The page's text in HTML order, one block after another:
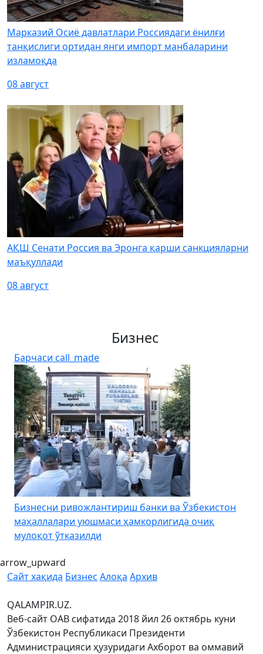
Марказий Осиё давлатлари Россиядаги ёнилғи
танқислиги ортидан янги импорт манбаларини
изламоқда
08 август
АҚШ Сенати Россия ва Эронга қарши санкцияларни
маъқуллади
08 август
Бизнес
Барчаси call_made
HAVAL H7’дан йилнинг энг қизиқарли янгилиги: Hi4
технологияси
arrow_upward
Сайт хақида Бизнес Алоқа Архив
QALAMPIR.UZ.
Веб-сайт ОАВ сифатида 2018 йил 26 октябрь куни
Ўзбекистон Республикаси Президенти
Администрацияси ҳузуридаги Ахборот ва оммавий